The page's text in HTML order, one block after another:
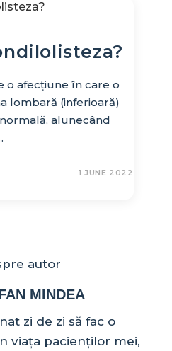
o afecțiune în care o
lombară (inferioară)
alunecând
1 JUNE 2022
MINDEA
zi de zi să fac o
viața pacienților mei,